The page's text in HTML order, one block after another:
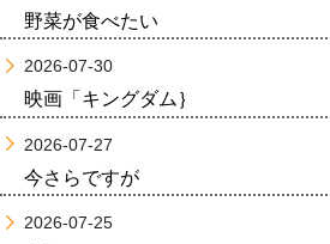
野菜が食べたい
2026-07-30
映画「キングダム｝
2026-07-27
今さらですが
2026-07-25